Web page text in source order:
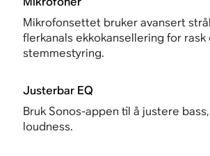
Mikrofonsettet bruker avansert
flerkanals ekkokansellering for rask
stemmestyring.
Justerbar EQ
Bruk Sonos-appen til å justere
loudness.